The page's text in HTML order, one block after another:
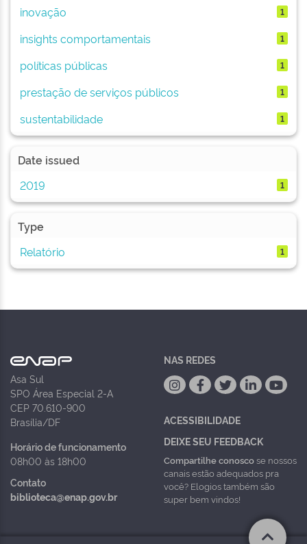
inovação 1
insights comportamentais 1
políticas públicas 1
prestação de serviços públicos 1
sustentabilidade 1
Date issued
2019
1
Type
Relatório
1
Asa Sul
SPO Área Especial 2-A
CEP 70.610-900
Brasília/DF
Horário de funcionamento
08h00 às 18h00
Contato
biblioteca@enap.gov.br
NAS REDES
ACESSIBILIDADE
DEIXE SEU FEEDBACK
Compartilhe conoscose nossos
canais estão adequados pra
você? Elogios também são
super bem vindos!